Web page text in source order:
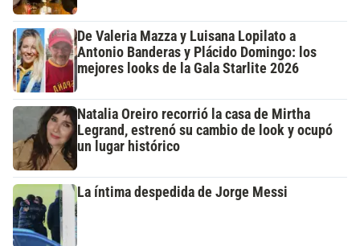
De Valeria Mazza y Luisana Lopilato a
Antonio Banderas y Plácido Domingo: los
mejores looks de la Gala Starlite 2026
Natalia Oreiro recorrió la casa de Mirtha
Legrand, estrenó su cambio de look y ocupó
un lugar histórico
La íntima despedida de Jorge Messi